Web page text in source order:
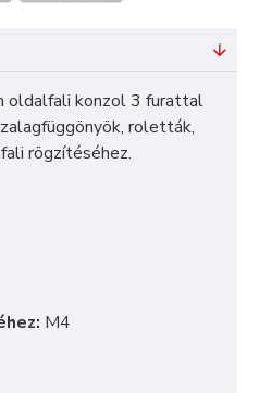
oldalfali konzol 3 furattal
roletták,
rögzítéséhez.
M4